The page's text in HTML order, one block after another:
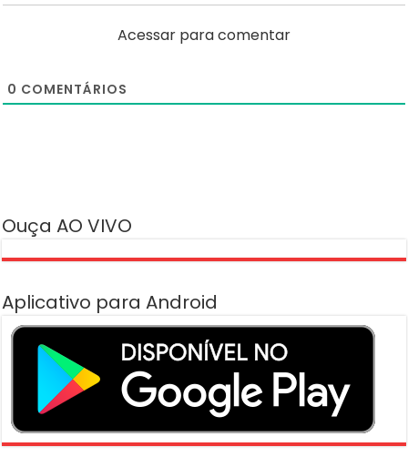
Acessar para comentar
0 COMENTÁRIOS
Ouça AO VIVO
Aplicativo para Android